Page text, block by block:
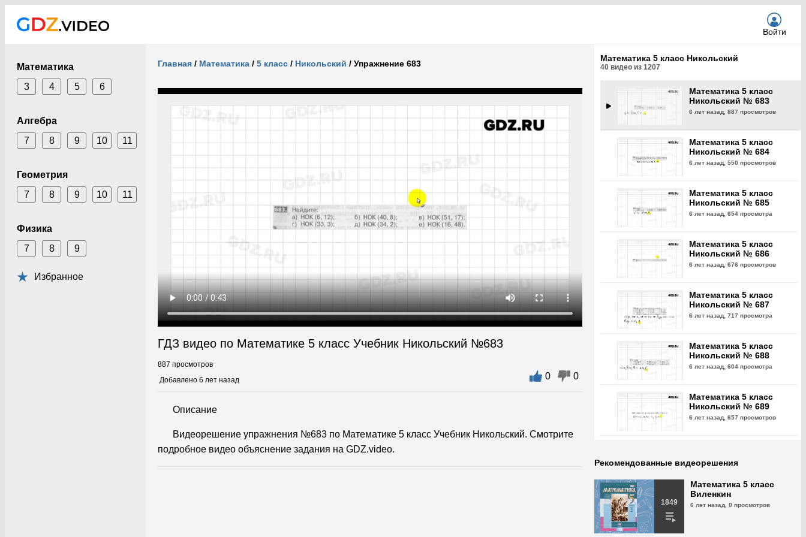
Войти
Математика
3
4 5 6
Алгебра
7
8 9 10 11
Геометрия
7
8 9 10 11
Физика
7
8 9
Избранное
Главная / Математика / 5 класс / Никольский / Упражнение 683
ГДЗ видео по Математике 5 класс Учебник Никольский №683
887 просмотров
Добавлено 6 лет назад
0 0
Описание
Видеорешение упражнения №683 по Математике 5 класс Учебник Никольский. Смотрите
подробное видео объяснение задания на GDZ.video.
Математика 5 класс Никольский
40 видео из 1207
6 лет назад,709 просмотров
Математика 5 класс
Никольский № 683
6 лет назад, 887 просмотров
Математика 5 класс
Никольский № 684
6 лет назад, 550 просмотров
Математика 5 класс
Никольский № 685
6 лет назад, 654 просмотра
Математика 5 класс
Никольский № 686
6 лет назад, 676 просмотров
Математика 5 класс
Никольский № 687
6 лет назад, 717 просмотра
Математика 5 класс
Никольский № 688
6 лет назад, 604 просмотра
Математика 5 класс
Никольский № 689
6 лет назад, 657 просмотров
6 лет назад,
Математика 5 класс
Никольский № 691
Рекомендованные видеорешения
1849
Математика 5 класс
Виленкин
6 лет назад, 0 просмотров